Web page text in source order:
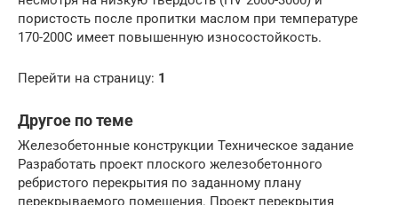
пористость после пропитки маслом при температуре
170-200С имеет повышенную износостойкость.
Перейти на страницу: 1
Другое по теме
Железобетонные конструкции Техническое задание
Разработать проект плоского железобетонного
ребристого перекрытия по заданному плану
перекрываемого помещения. Проект перекрытия